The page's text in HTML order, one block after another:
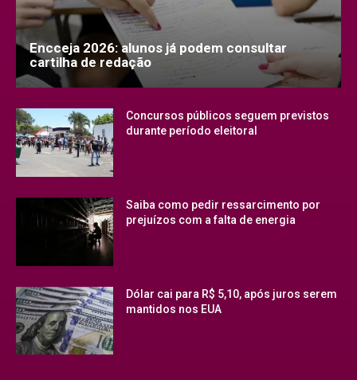
Encceja 2026: alunos já podem consultar
cartilha de redação
Concursos públicos seguem previstos
durante período eleitoral
Saiba como pedir ressarcimento por
prejuízos com a falta de energia
Dólar cai para R$ 5,10, após juros serem
mantidos nos EUA